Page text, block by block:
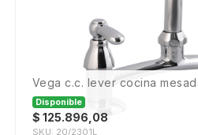
vega c.c. lever cocina
Disponible
$ 125.896,08
SKU: 20/2301L